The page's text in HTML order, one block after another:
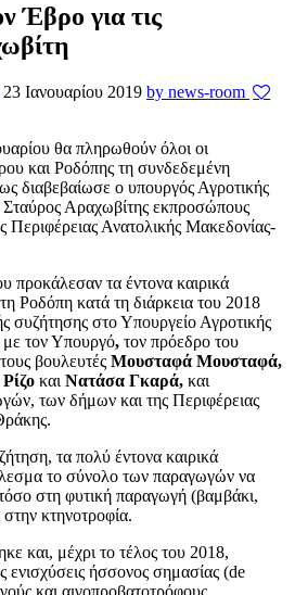
Έβρο για τις
23 Ιανουαρίου 2019 by news-room
θα πληρωθούν όλοι οι
και Ροδόπης τη συνδεδεμένη
διαβεβαίωσε ο υπουργός Αγροτικής
Αραχωβίτης εκπροσώπους
Ανατολικής Μακεδονίας-
προκάλεσαν τα έντονα καιρικά
Ροδόπη κατά τη διάρκεια του 2018
συζήτησης στο Υπουργείο Αγροτικής
τον Υπουργό, τον πρόεδρο του
τους βουλευτές Μουσταφά Μουσταφά,
και Νατάσα Γκαρά, και
των δήμων και της Περιφέρειας
τα πολύ έντονα καιρικά
το σύνολο των παραγωγών να
στη φυτική παραγωγή (βαμβάκι,
κτηνοτροφία.
και, μέχρι το τέλος του 2018,
ενισχύσεις ήσσονος σημασίας (de
και αιγοπροβατοτρόφους.